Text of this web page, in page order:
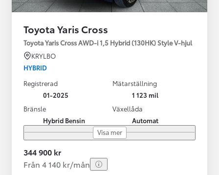
Toyota Yaris Cross
Toyota Yaris Cross AWD-i 1,5 Hybrid (130HK) Style V-hjul
KRYLBO
HYBRID
Registrerad
01-2025
Mätarställning
1 123 mil
Bränsle
Hybrid Bensin
Växellåda
Automat
Visa mer
344 900 kr
Från 4 140 kr/mån